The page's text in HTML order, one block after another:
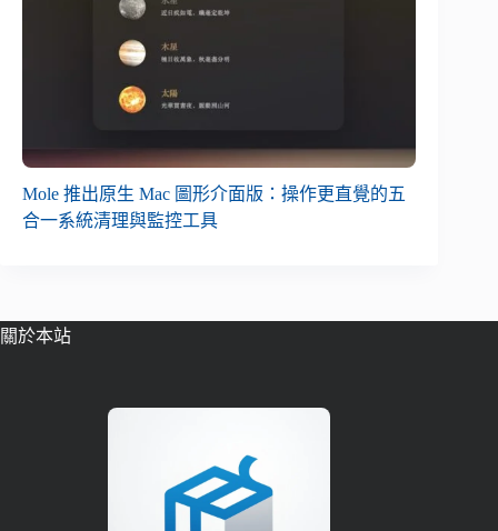
Mole 推出原生 Mac 圖形介面版：操作更直覺的五
合一系統清理與監控工具
關於本站